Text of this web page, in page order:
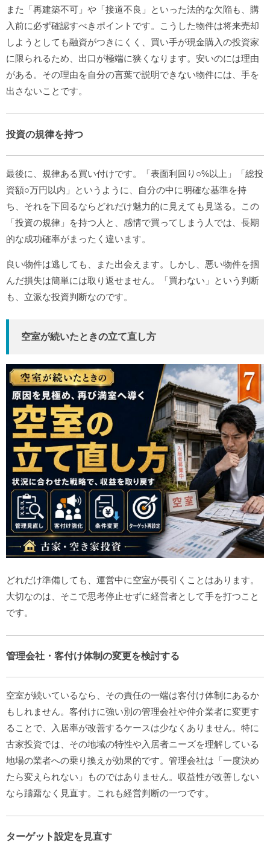
また「再建築不可」や「接道不良」といった法的な欠陥も、購
入前に必ず確認すべきポイントです。こうした物件は将来売却
しようとしても融資がつきにくく、買い手が現金購入の投資家
に限られるため、出口が極端に狭くなります。安いのには理由
がある。その理由を自分の言葉で説明できない物件には、手を
出さないことです。
投資の規律を持つ
最後に、規律ある買い付けです。「表面利回り○%以上」「総投
資額○万円以内」というように、自分の中に明確な基準を持
ち、それを下回るならどれだけ魅力的に見えても見送る。この
「投資の規律」を持つ人と、感情で買ってしまう人では、長期
的な成功確率がまったく違います。
良い物件は逃しても、また出会えます。しかし、悪い物件を掴
んだ損失は簡単には取り返せません。「買わない」という判断
も、立派な投資判断なのです。
空室が続いたときの立て直し方
どれだけ準備しても、運営中に空室が長引くことはあります。
大切なのは、そこで思考停止せずに経営者として手を打つこと
です。
管理会社・客付け体制の変更を検討する
空室が続いているなら、その責任の一端は客付け体制にあるか
もしれません。客付けに強い別の管理会社や仲介業者に変更す
ることで、入居率が改善するケースは少なくありません。特に
古家投資では、その地域の特性や入居者ニーズを理解している
地場の業者への乗り換えが効果的です。管理会社は「一度決め
たら変えられない」ものではありません。収益性が改善しない
なら躊躇なく見直す。これも経営判断の一つです。
ターゲット設定を見直す